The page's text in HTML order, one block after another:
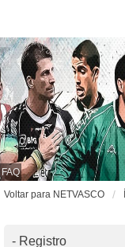
FAQ
Voltar para NETVASCO
- Registro